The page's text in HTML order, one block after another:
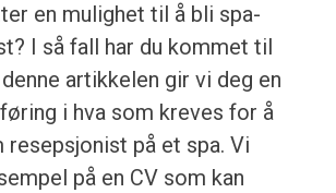
en mulighet til å bli spa-
I så fall har du kommet til
artikkelen gir vi deg en
i hva som kreves for å
resepsjonist på et spa. Vi
på en CV som kan